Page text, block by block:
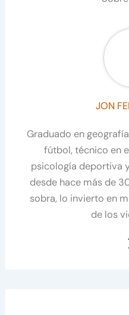
JON
Graduado en
fútbol, técnico en
psicología deportiva
desde hace más de
sobra, lo invierto en
de los